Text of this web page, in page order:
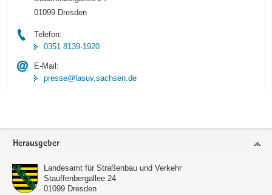
01099 Dresden
Telefon:
0351 8139-1920
E-Mail:
presse@lasuv.sachsen.de
Footer-
Herausgeber
Landesamt für Straßenbau und Verkehr
Stauffenbergallee 24
01099 Dresden